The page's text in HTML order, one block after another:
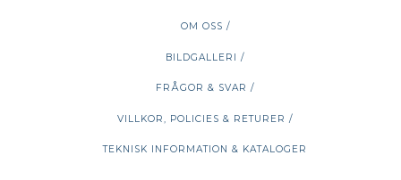
OM OSS /
BILDGALLERI /
FRÅGOR & SVAR /
VILLKOR, POLICIES & RETURER /
TEKNISK INFORMATION & KATALOGER